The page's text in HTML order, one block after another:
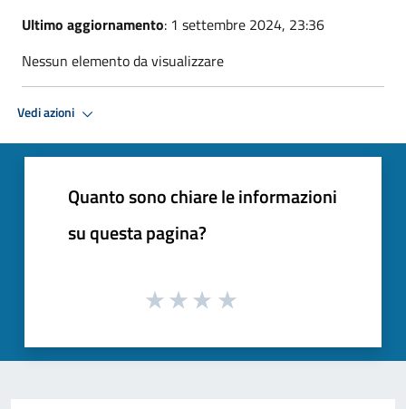
Ultimo aggiornamento: 1 settembre 2024, 23:36
Nessun elemento da visualizzare
Vedi azioni
Quanto sono chiare le informazioni
su questa pagina?